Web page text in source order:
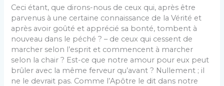
Ceci étant, que dirons-nous de ceux qui, après être
parvenus à une certaine connaissance de la Vérité et
après avoir goûté et apprécié sa bonté, tombent à
nouveau dans le péché ? – de ceux qui cessent de
marcher selon l’esprit et commencent à marcher
selon la chair ? Est-ce que notre amour pour eux peut
brûler avec la même ferveur qu’avant ? Nullement ; il
ne le devrait pas. Comme l’Apôtre le dit dans notre